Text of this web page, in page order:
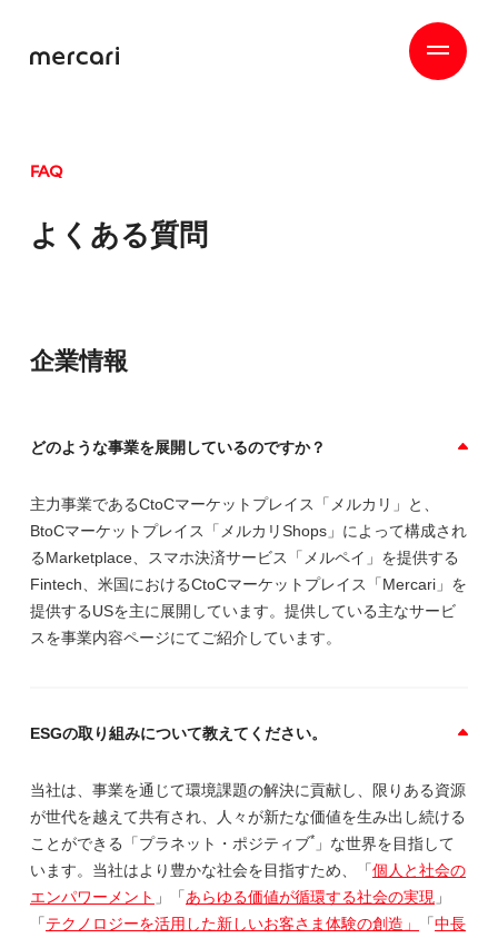
FAQ
よくある質問
企業情報
どのような事業を展開しているのですか？
主力事業であるCtoCマーケットプレイス「メルカリ」と、
BtoCマーケットプレイス「メルカリShops」によって構成され
るMarketplace、スマホ決済サービス「メルペイ」を提供する
Fintech、米国におけるCtoCマーケットプレイス「Mercari」を
提供するUSを主に展開しています。提供している主なサービ
スを事業内容ページにてご紹介しています。
ESGの取り組みについて教えてください。
当社は、事業を通じて環境課題の解決に貢献し、限りある資源
が世代を越えて共有され、人々が新たな価値を生み出し続ける
ことができる「プラネット・ポジティブ* 」な世界を目指して
います。当社はより豊かな社会を目指すため、「個人と社会の
エンパワーメント 」「あらゆる価値が循環する社会の実現 」
「テクノロジーを活用した新しいお客さま体験の創造」 「中長